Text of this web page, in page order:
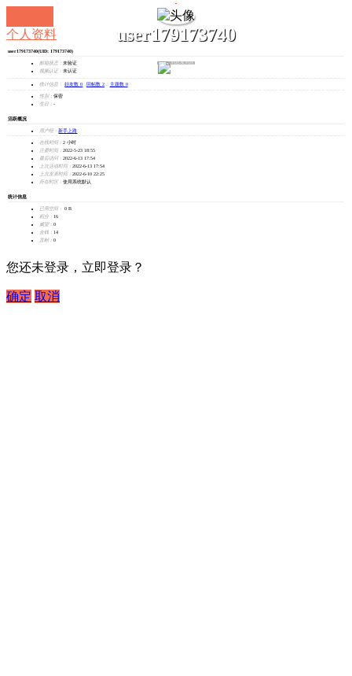
user179173740
发消息
个人资料
user179173740(UID: 179173740)
邮箱状态： 未验证
视频认证： 未认证
统计信息： 好友数 0 回帖数 2 主题数 0
性别： 保密
生日： -
活跃概况
用户组： 新手上路
在线时间： 2 小时
注册时间： 2022-5-23 18:55
最后访问： 2022-6-13 17:54
上次活动时间： 2022-6-13 17:54
上次发表时间： 2022-6-10 22:25
所在时区： 使用系统默认
统计信息
已用空间：
0 B
积分： 16
威望： 0
金钱： 14
贡献： 0
您还未登录，立即登录？
确定 取消